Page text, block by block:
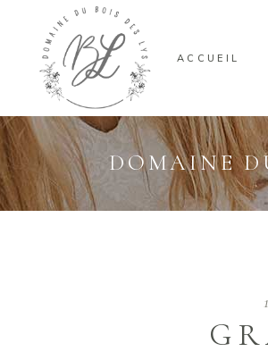
ACCUEIL
DOMAINE